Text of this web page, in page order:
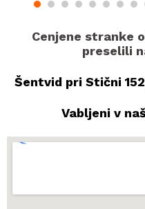
Cenjene stranke
preselili
Šentvid pri Stični
Vabljeni v